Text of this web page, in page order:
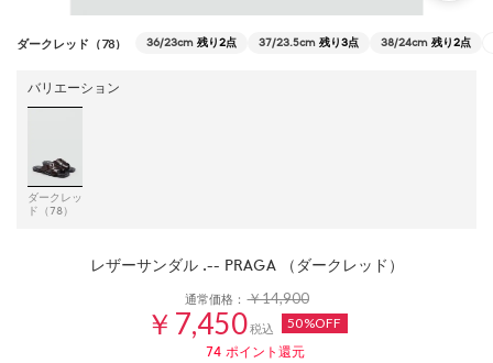
ダークレッド（78） 36/23cm 残り2点 37/23.5cm 残り3点 38/24cm 残り2点
バリエーション
ダークレッ
ド（78）
レザーサンダル .-- PRAGA （ダークレッド）
通常価格：￥14,900
￥7,450税込 50%OFF
74ポイント還元